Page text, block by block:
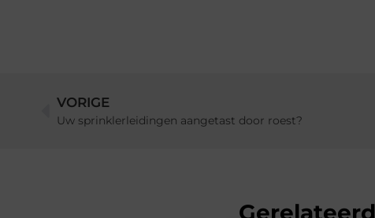
VORIGE
Uw sprinklerleidingen aangetast door roest?